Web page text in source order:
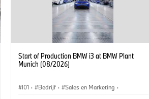
Start of Production BMW i3 at BMW Plant
Munich (08/2026)
I01 · Bedrijf · Sales en Marketing ·